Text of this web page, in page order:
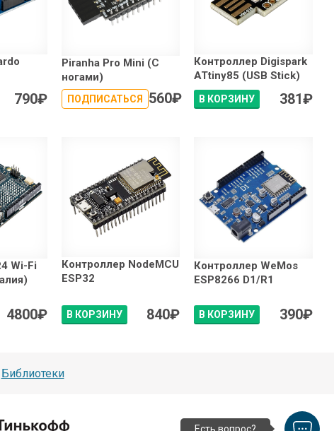
790₽
Piranha Pro Mini (С
ногами)
ПОДПИСАТЬСЯ 560₽
Контроллер Digispark
ATtiny85 (USB Stick)
В КОРЗИНУ 381₽
Wi-Fi
4800₽
Контроллер NodeMCU
ESP32
В КОРЗИНУ 840₽
Контроллер WeMos
ESP8266 D1/R1
В КОРЗИНУ 390₽
Библиотеки